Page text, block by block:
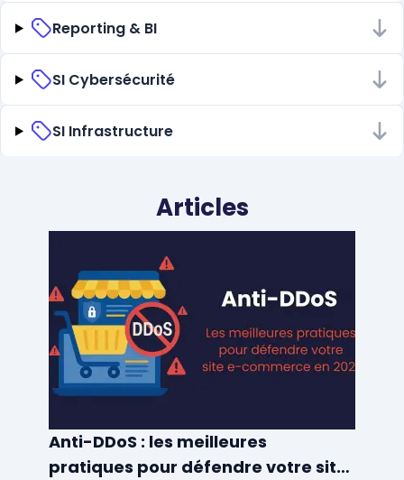
Reporting & BI
SI Cybersécurité
SI Infrastructure
Articles
Anti-DDoS : les meilleures
pratiques pour défendre votre site